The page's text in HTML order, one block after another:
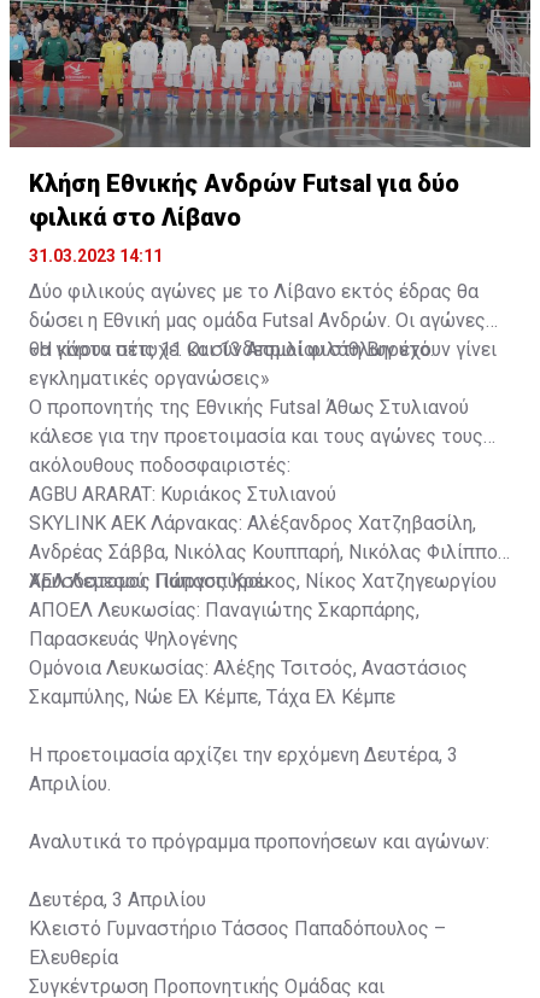
Κλήση Εθνικής Ανδρών Futsal για δύο
φιλικά στο Λίβανο
31.03.2023 14:11
Δύο φιλικούς αγώνες με το Λίβανο εκτός έδρας θα
δώσει η Εθνική μας ομάδα Futsal Ανδρών. Οι αγώνες
θα γίνουν στις 11 και 13 Απριλίου στη Βηρυτό.
«Η κάρτα πέτυχε. Οι σύνδεσμοί φιλάθλων έχουν γίνει
εγκληματικές οργανώσεις»
Ο προπονητής της Εθνικής Futsal Άθως Στυλιανού
κάλεσε για την προετοιμασία και τους αγώνες τους
ακόλουθους ποδοσφαιριστές:
AGBU ARARAT: Κυριάκος Στυλιανού
SKYLINK ΑΕΚ Λάρνακας: Αλέξανδρος Χατζηβασίλη,
Ανδρέας Σάββα, Νικόλας Κουππαρή, Νικόλας Φιλίππου,
Χρυσόστομος Παπασπύρου
ΑΕΛ Λεμεσού: Γιώργος Κρέκος, Νίκος Χατζηγεωργίου
ΑΠΟΕΛ Λευκωσίας: Παναγιώτης Σκαρπάρης,
Παρασκευάς Ψηλογένης
Ομόνοια Λευκωσίας: Αλέξης Τσιτσός, Αναστάσιος
Σκαμπύλης, Νώε Ελ Κέμπε, Τάχα Ελ Κέμπε
Η προετοιμασία αρχίζει την ερχόμενη Δευτέρα, 3
Απριλίου.
Αναλυτικά το πρόγραμμα προπονήσεων και αγώνων:
Δευτέρα, 3 Απριλίου
Κλειστό Γυμναστήριο Τάσσος Παπαδόπουλος –
Ελευθερία
Συγκέντρωση Προπονητικής Ομάδας και